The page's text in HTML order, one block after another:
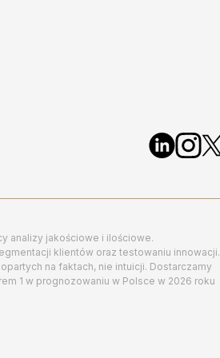
analizy jakościowe i ilościowe.
klientów oraz testowaniu innowacji.
na faktach, nie intuicji. Dostarczamy
1 w prognozowaniu w Polsce w 2026 roku